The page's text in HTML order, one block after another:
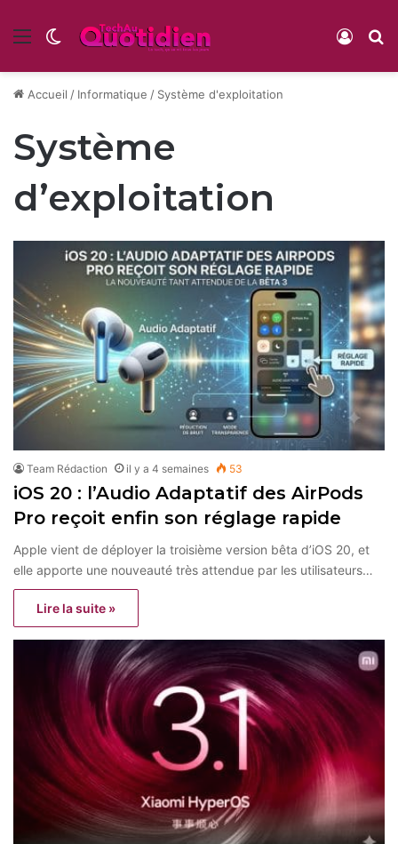
Menu Switch skin
Accueil / Informatique / Système d'exploitation
Système
d’exploitation
Team Rédaction il y a 4 semaines 53
iOS 20 : l’Audio Adaptatif des AirPods
Pro reçoit enfin son réglage rapide
Apple vient de déployer la troisième version bêta d’iOS 20, et
elle apporte une nouveauté très attendue par les utilisateurs…
Lire la suite »